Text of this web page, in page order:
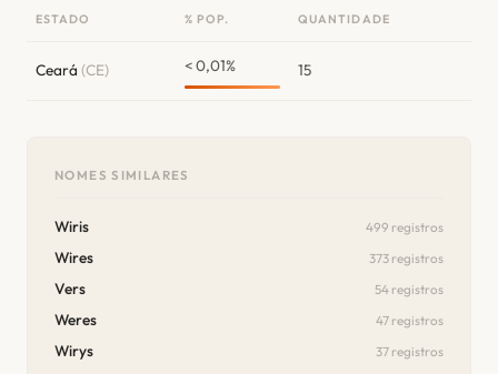
ESTADO % POP. QUANTIDADE
Ceará (CE) < 0,01% 15
NOMES SIMILARES
Wiris 499 registros
Wires 373 registros
Vers 54 registros
Weres 47 registros
Wirys 37 registros